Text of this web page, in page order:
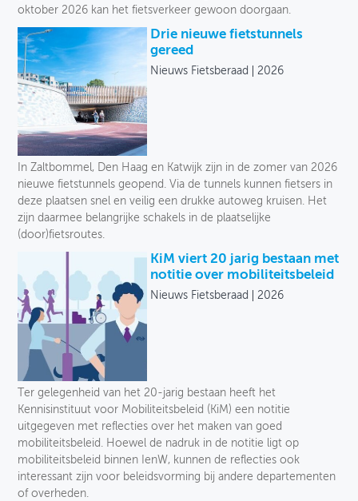
oktober 2026 kan het fietsverkeer gewoon doorgaan.
Drie nieuwe fietstunnels
gereed
Nieuws Fietsberaad 2026
In Zaltbommel, Den Haag en Katwijk zijn in de zomer van 2026
nieuwe fietstunnels geopend. Via de tunnels kunnen fietsers in
deze plaatsen snel en veilig een drukke autoweg kruisen. Het
zijn daarmee belangrijke schakels in de plaatselijke
(door)fietsroutes.
KiM viert 20 jarig bestaan met
notitie over mobiliteitsbeleid
Nieuws Fietsberaad 2026
Ter gelegenheid van het 20-jarig bestaan heeft het
Kennisinstituut voor Mobiliteitsbeleid (KiM) een notitie
uitgegeven met reflecties over het maken van goed
mobiliteitsbeleid. Hoewel de nadruk in de notitie ligt op
mobiliteitsbeleid binnen IenW, kunnen de reflecties ook
interessant zijn voor beleidsvorming bij andere departementen
of overheden.